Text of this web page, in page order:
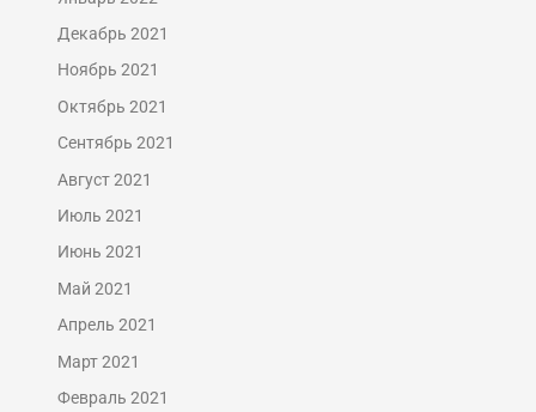
Декабрь 2021
Ноябрь 2021
Октябрь 2021
Сентябрь 2021
Август 2021
Июль 2021
Июнь 2021
Май 2021
Апрель 2021
Март 2021
Февраль 2021